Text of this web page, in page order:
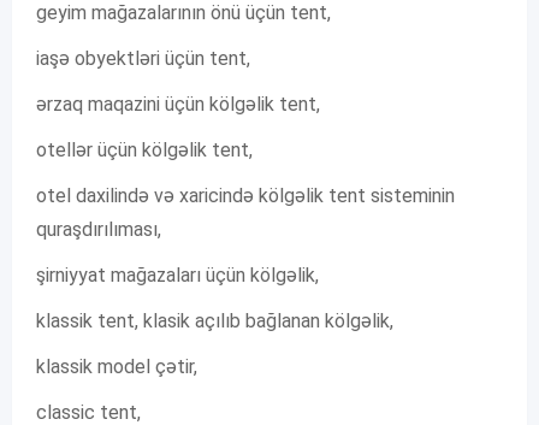
geyim mağazalarının önü üçün tent,
iaşə obyektləri üçün tent,
ərzaq maqazini üçün kölgəlik tent,
otellər üçün kölgəlik tent,
otel daxilində və xaricində kölgəlik tent sisteminin
quraşdırılıması,
şirniyyat mağazaları üçün kölgəlik,
klassik tent, klasik açılıb bağlanan kölgəlik,
klassik model çətir,
classic tent,